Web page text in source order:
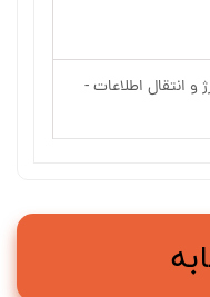
و انتقال اطلاعات -